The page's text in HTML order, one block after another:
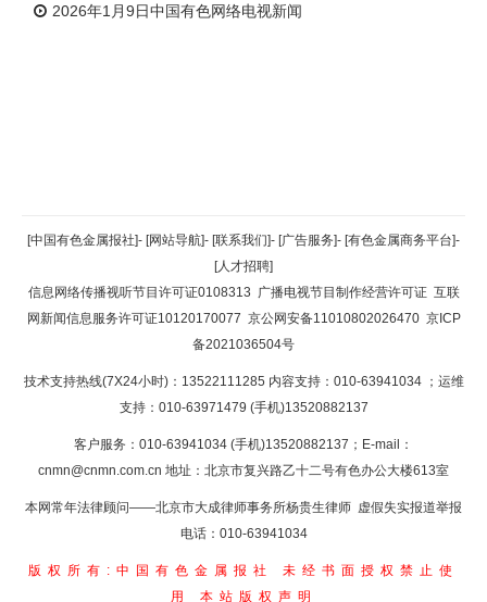
2026年1月9日中国有色网络电视新闻
返回顶部
返回首页
[中国有色金属报社]- [网站导航]- [联系我们]- [广告服务]- [有色金属商务平台]-
[人才招聘]
信息网络传播视听节目许可证0108313 广播电视节目制作经营许可证 互联
网新闻信息服务许可证10120170077 京公网安备11010802026470 京ICP
备2021036504号
技术支持热线(7X24小时)：13522111285 内容支持：010-63941034 ；运维
支持：010-63971479 (手机)13520882137
客户服务：010-63941034 (手机)13520882137；E-mail：
cnmn@cnmn.com.cn 地址：北京市复兴路乙十二号有色办公大楼613室
本网常年法律顾问——北京市大成律师事务所杨贵生律师 虚假失实报道举报
电话：010-63941034
版权所有:中国有色金属报社
未经书面授权禁止使
用 本站版权声明